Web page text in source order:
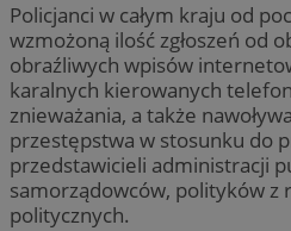
Policjanci w całym kraju od
wzmożoną ilość zgłoszeń od
obraźliwych wpisów
karalnych kierowanych
znieważania, a także
przestępstwa w stosunku do
przedstawicieli administracji
samorządowców, polityków z
politycznych.